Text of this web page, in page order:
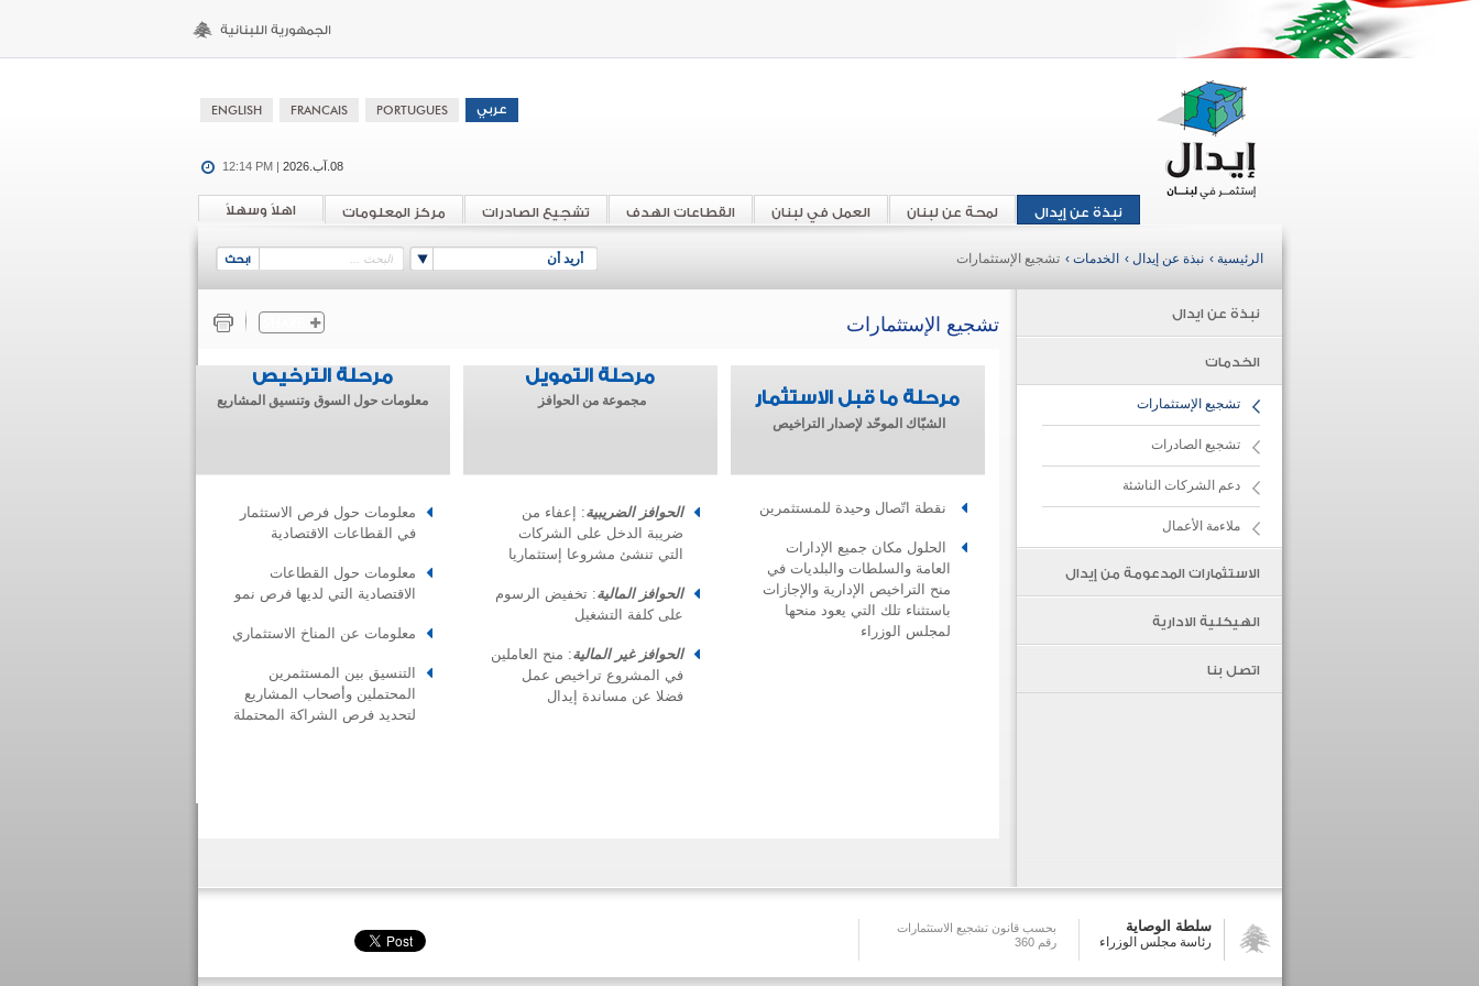
08.آب.2026 12:14 PM |
اهلاً وسهلاً مركز المعلومات تشجيع الصادرات القطاعات الهدف العمل في لبنان لمحة عن لبنان نبذة عن إيدال
أريد أن الرئيسية › نبذة عن إيدال › الخدمات › تشجيع الإستثمارات
نبذة عن ايدال
الخدمات
تشجيع الإستثمارات
تشجيع الصادرات
دعم الشركات الناشئة
ملاءمة الأعمال
الاستثمارات المدعومة من إيدال
الهيكلية الادارية
اتصل بنا
تشجيع الإستثمارات
مرحلة ما قبل الاستثمار
الشبّاك الموحّد لإصدار التراخيص
نقطة اتّصال وحيدة للمستثمرين
الحلول مكان جميع الإدارات
العامة والسلطات والبلديات في
منح التراخيص الإدارية والإجازات
باستثناء تلك التي يعود منحها
لمجلس الوزراء
مرحلة التمويل
مجموعة من الحوافز
الحوافز الضريبية:
إعفاء من
ضريبة الدخل على الشركات
التي تنشئ مشروعا إستثماريا
الحوافز المالية: تخفيض الرسوم
على كلفة التشغيل
الحوافز غير المالية: منح العاملين
في المشروع تراخيص عمل
فضلا عن مساندة إيدال
مرحلة الترخيص
معلومات حول السوق وتنسيق المشاريع
معلومات حول فرص الاستثمار
في القطاعات الاقتصادية
معلومات حول القطاعات
الاقتصادية التي لديها فرص نمو
معلومات عن المناخ الاستثماري
التنسيق بين المستثمرين
المحتملين وأصحاب المشاريع
لتحديد فرص الشراكة المحتملة
سلطة الوصاية
رئاسة مجلس الوزراء
بحسب قانون تشجيع الاستثمارات
رقم 360